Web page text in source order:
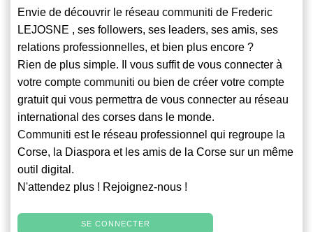
Envie de découvrir le réseau communiti de Frederic
LEJOSNE , ses followers, ses leaders, ses amis, ses
relations professionnelles, et bien plus encore ?
Rien de plus simple. Il vous suffit de vous connecter à
votre compte communiti ou bien de créer votre compte
gratuit qui vous permettra de vous connecter au réseau
international des corses dans le monde.
Communiti est le réseau professionnel qui regroupe la
Corse, la Diaspora et les amis de la Corse sur un même
outil digital.
N'attendez plus ! Rejoignez-nous !
SE CONNECTER